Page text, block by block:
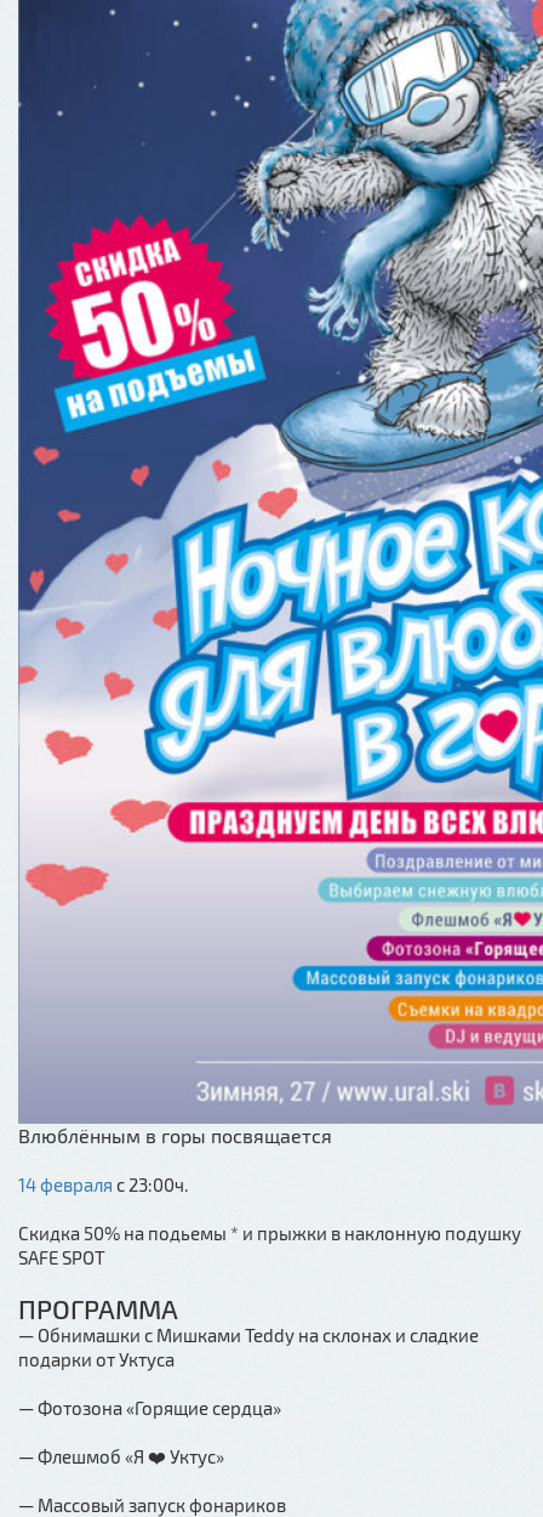
Влюблённым в горы посвящается
14 февраля с 23:00ч.
Скидка 50% на подьемы * и прыжки в наклонную подушку
SAFE SPOT
ПРОГРАММА
— Обнимашки с Мишками Teddy на склонах и сладкие
подарки от Уктуса
— Фотозона «Горящие сердца»
— Флешмоб «Я ❤️ Уктус»
— Массовый запуск фонариков